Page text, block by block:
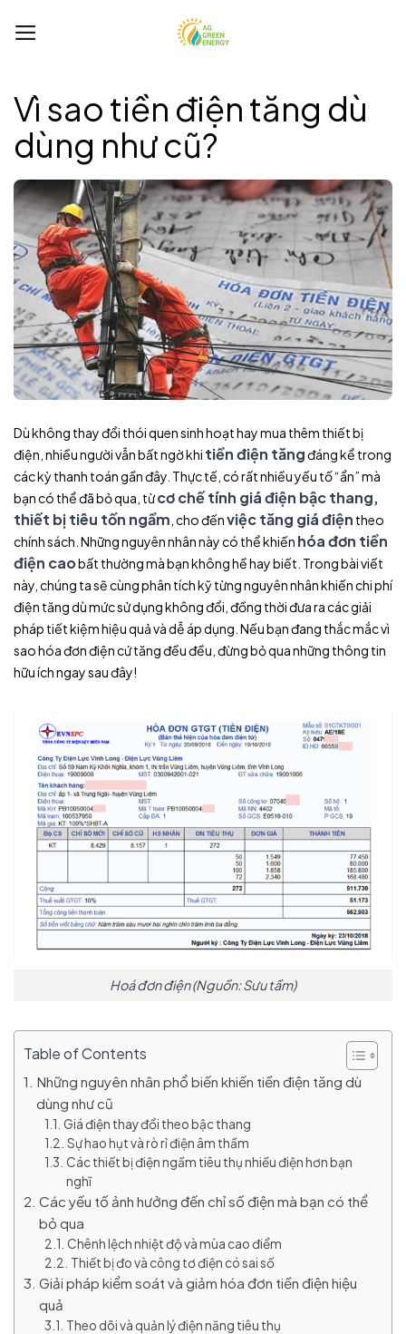
qua
Vì sao tiền điện tăng dù
dùng như cũ?
Dù không thay đổi thói quen sinh hoạt hay mua thêm thiết bị
điện, nhiều người vẫn bất ngờ khi tiền điện tăngđáng kể trong
các kỳ thanh toán gần đây. Thực tế, có rất nhiều yếu tố “ẩn” mà
bạn có thể đã bỏ qua, từcơ chế tính giá điện bậc thang,
thiết bị tiêu tốn ngầm , cho đếnviệc tăng giá điện theo
chính sách. Những nguyên nhân này có thể khiến hóa đơn tiền
điện caobất thường mà bạn không hề hay biết. Trong bài viết
này, chúng ta sẽ cùng phân tích kỹ từng nguyên nhân khiến chi phí
điện tăng dù mức sử dụng không đổi, đồng thời đưa ra các giải
pháp tiết kiệm hiệu quả và dễ áp dụng. Nếu bạn đang thắc mắc vì
sao hóa đơn điện cứ tăng đều đều, đừng bỏ qua những thông tin
hữu ích ngay sau đây!
Hoá đơn điện (Nguồn: Sưu tầm)
Table of Contents
Những nguyên nhân phổ biến khiến tiền điện tăng dù
dùng như cũ
Giá điện thay đổi theo bậc thang
Sự hao hụt và rò rỉ điện âm thầm
Các thiết bị điện ngầm tiêu thụ nhiều điện hơn bạn
nghĩ
Các yếu tố ảnh hưởng đến chỉ số điện mà bạn có thể
bỏ qua
Chênh lệch nhiệt độ và mùa cao điểm
Thiết bị đo và công tơ điện có sai số
Giải pháp kiểm soát và giảm hóa đơn tiền điện hiệu
quả
Theo dõi và quản lý điện năng tiêu thụ